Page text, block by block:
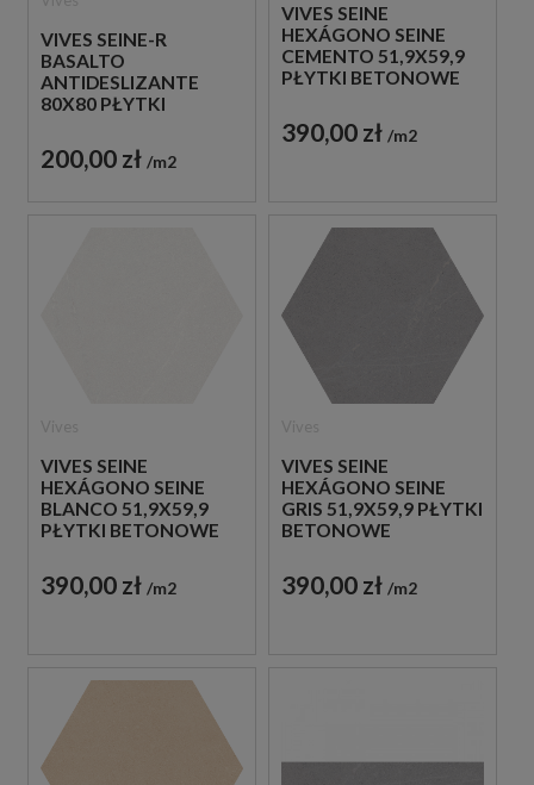
VIVES SEINE-R
BASALTO
ANTIDESLIZANTE
80X80 PŁYTKI
GRESOWE
200,00 zł m2
VIVES SEINE
HEXÁGONO SEINE
CEMENTO 51,9X59,9
PŁYTKI BETONOWE
390,00 zł m2
VIVES SEINE
HEXÁGONO SEINE
BLANCO 51,9X59,9
PŁYTKI BETONOWE
390,00 zł m2
VIVES SEINE
HEXÁGONO SEINE
GRIS 51,9X59,9 PŁYTKI
BETONOWE
390,00 zł m2